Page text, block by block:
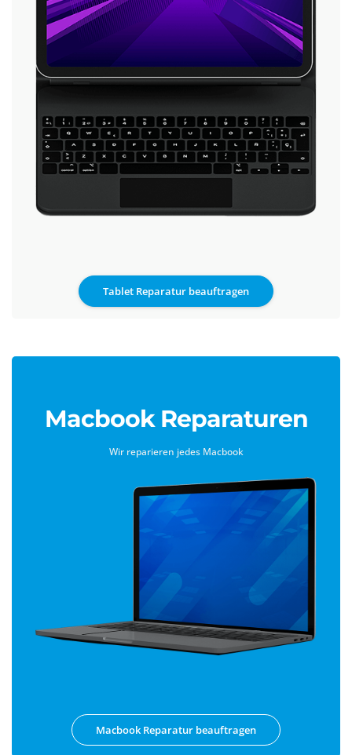
Tablet Reparatur beauftragen
Macbook Reparaturen
Wir reparieren jedes Macbook
Macbook Reparatur beauftragen